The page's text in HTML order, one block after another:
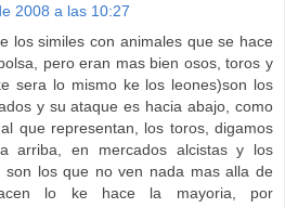
2008 a las 10:27
los similes con animales que se hace
pero eran mas bien osos, toros y
sera lo mismo ke los leones)son los
y su ataque es hacia abajo, como
que representan, los toros, digamos
arriba, en mercados alcistas y los
son los que no ven nada mas alla de
lo ke hace la mayoria, por